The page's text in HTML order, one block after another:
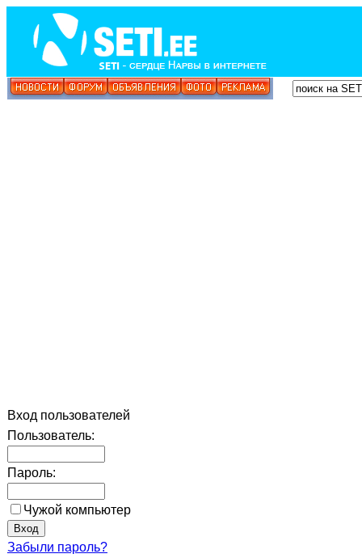
Вход пользователей
Пользователь:
Пароль:
Чужой компьютер
Забыли пароль?